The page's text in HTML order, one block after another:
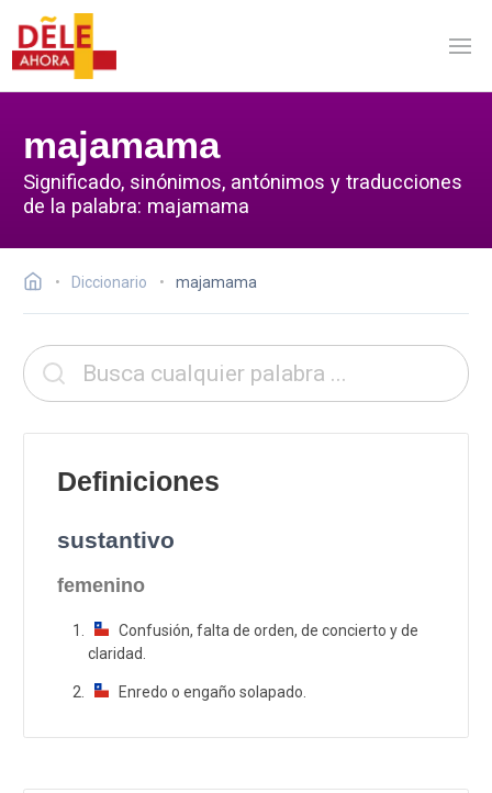
majamama
Significado, sinónimos, antónimos y traducciones
de la palabra: majamama
Diccionario majamama
Definiciones
sustantivo
femenino
Confusión, falta de orden, de concierto y de
claridad.
Enredo o engaño solapado.